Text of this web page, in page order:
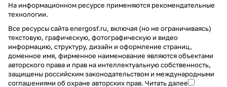
На информационном ресурсе применяются рекомендательные
технологии.
Все ресурсы сайта energosf.ru, включая (но не ограничиваясь)
текстовую, графическую, фотографическую и видео
информацию, структуру, дизайн и оформление страниц,
доменное имя, фирменное наименование являются объектами
авторского права и прав на интеллектуальную собственность,
защищены российским законодательством и международными
соглашениями об охране авторских прав. Читать далее